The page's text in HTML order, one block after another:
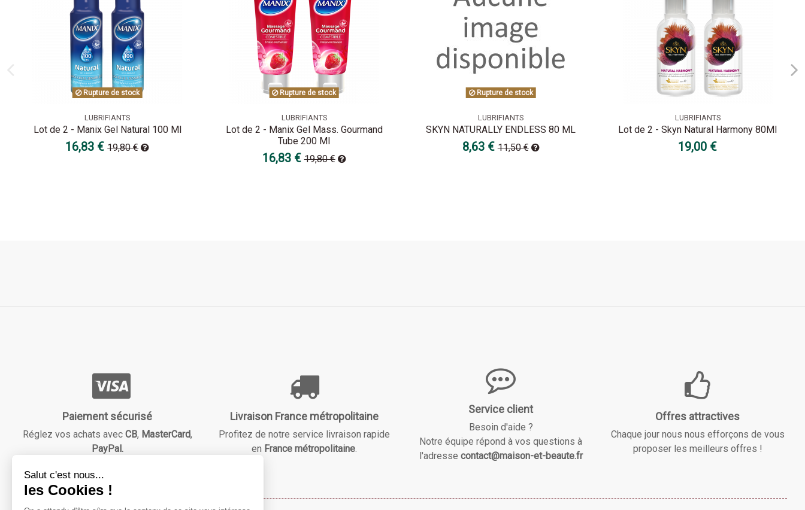
Rupture de stock
LUBRIFIANTS
Lot de 2 - Manix Gel Natural 100 Ml
16,83 €19,80 €
Rupture de stock
LUBRIFIANTS
Lot de 2 - Manix Gel Mass. Gourmand
Tube 200 Ml
16,83 €19,80 €
Rupture de stock
LUBRIFIANTS
SKYN NATURALLY ENDLESS 80 ML
8,63 €11,50 €
LUBRIFIANTS
Lot de 2 - Skyn Natural Harmony 80Ml
19,00 €
Paiement sécurisé
Réglez vos achats avec CB, MasterCard,
PayPal.
Livraison France métropolitaine
Profitez de notre service livraison rapide
en France métropolitaine.
Service client
Besoin d'aide ?
Notre équipe répond à vos questions à
l'adresse contact@maison-et-beaute.fr
Offres attractives
Chaque jour nous nous efforçons de vous
proposer les meilleurs offres !